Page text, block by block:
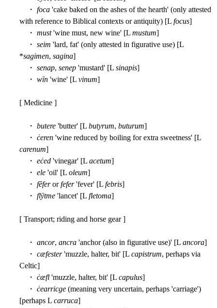
・ foca 'cake baked on the ashes of the hearth' (only attested
with reference to Biblical contexts or antiquity) [L focus]
・ must'wine must, new wine' [L mustum]
・ seim 'lard, fat' (only attested in figurative use) [L
*sagimen, sagina]
・ senap, senep 'mustard' [L sinapis]
・ wīn 'wine' [L vinum]
[ Medicine ]
・ butere 'butter' [L butyrum, buturum]
・ ċeren 'wine reduced by boiling for extra sweetness' [L
carenum]
・ eċed 'vinegar' [L acetum]
・ ele 'oil' [L oleum]
・ fēferorfefer'fever' [L febris]
・ flȳtme 'lancet' [L fletoma]
[ Transport; riding and horse gear ]
・ ancor, ancra 'anchor (also in figurative use)' [L ancora]
・ cæfester'muzzle, halter, bit' [L capistrum, perhaps via
Celtic]
・ ċæfl 'muzzle, halter, bit' [L capulus]
・ ċearricge (meaning very uncertain, perhaps 'carriage')
[perhaps L carruca]